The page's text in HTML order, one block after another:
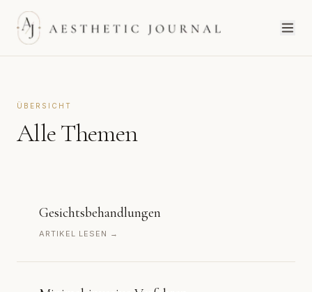
ÜBERSICHT
Alle Themen
Gesichtsbehandlungen
ARTIKEL LESEN →